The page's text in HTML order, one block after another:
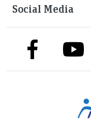
Social Media
link to facebook